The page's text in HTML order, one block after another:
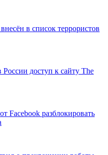
в список террористов
доступ к сайту The
Facebook разблокировать